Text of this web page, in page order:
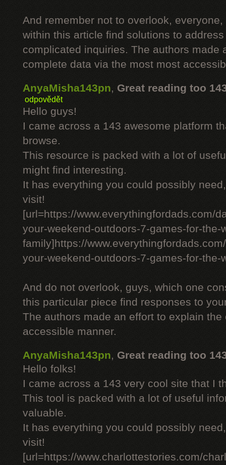
And remember not to overlook,
within this article find solutions to
complicated inquiries. The authors made
complete data via the most most
AnyaMisha143pn, Great reading too
odpovědět
Hello guys!
I came across a 143 awesome platform
browse.
This resource is packed with a lot of
might find interesting.
It has everything you could possibly
visit!
[url=https://www.everythingfordads.com/
your-weekend-outdoors-7-games-for-the-
family]https://
your-weekend-outdoors-7-games-for-the-
And do not overlook, guys, which one
this particular piece find responses to
The authors made an effort to explain
accessible manner.
AnyaMisha143pn, Great reading too
Hello folks!
I came across a 143 very cool site that I
This tool is packed with a lot of useful
valuable.
It has everything you could possibly
visit!
[url=https://www.charlottestories.com/